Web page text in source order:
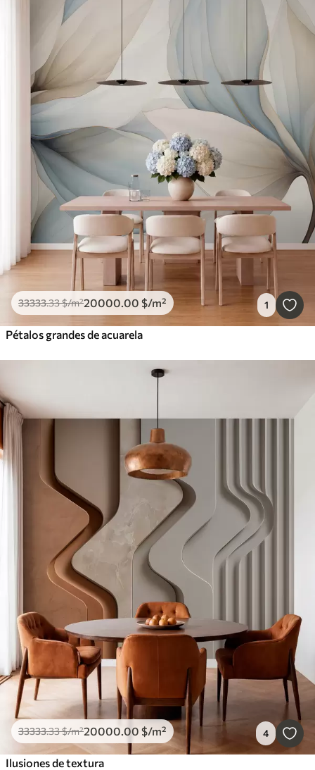
33333.33$/m²20000.00 $/m² 1
Pétalos grandes de acuarela
33333.33$/m²20000 .00 $/m² 4
Ilusiones de textura